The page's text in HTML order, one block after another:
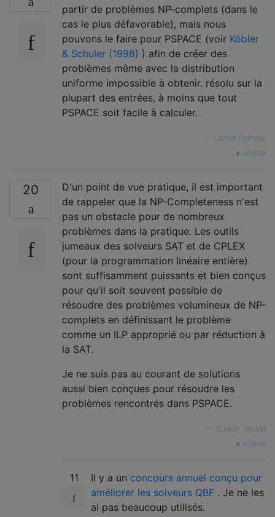
partir de problèmes NP-complets (dans le
cas le plus défavorable), mais nous
pouvons le faire pour PSPACE (voir Köbler
& Schuler (1998) ) afin de créer des
problèmes même avec la distribution
uniforme impossible à obtenir. résolu sur la
plupart des entrées, à moins que tout
PSPACE soit facile à calculer.
Lance Fortnow
source
20
D'un point de vue pratique, il est important
de rappeler que la NP-Completeness n'est
pas un obstacle pour de nombreux
problèmes dans la pratique. Les outils
jumeaux des solveurs SAT et de CPLEX
(pour la programmation linéaire entière)
sont suffisamment puissants et bien conçus
pour qu'il soit souvent possible de
résoudre des problèmes volumineux de NP-
complets en définissant le problème
comme un ILP approprié ou par réduction à
la SAT.
Je ne suis pas au courant de solutions
aussi bien conçues pour résoudre les
problèmes rencontrés dans PSPACE.
Suresh Venkat
source
11 Il y a un concours annuel conçu pour
améliorer les solveurs QBF . Je ne les
ai pas beaucoup utilisés.